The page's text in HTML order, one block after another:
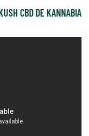
CBD DE KANNABIA